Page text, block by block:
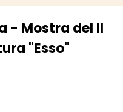
- Mostra del II
"Esso"